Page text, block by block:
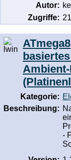
Autor:
Zugriffe:
ATmega8
Kategorie:
Beschreibung:
-